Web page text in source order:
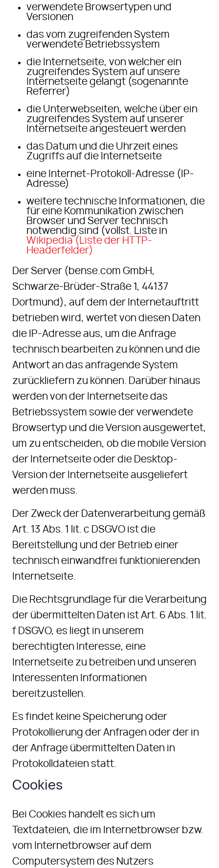
verwendete Browsertypen und
Versionen
das vom zugreifenden System
verwendete Betriebssystem
die Internetseite, von welcher ein
zugreifendes System auf unsere
Internetseite gelangt (sogenannte
Referrer)
die Unterwebseiten, welche über ein
zugreifendes System auf unserer
Internetseite angesteuert werden
das Datum und die Uhrzeit eines
Zugriffs auf die Internetseite
eine Internet-Protokoll-Adresse (IP-
Adresse)
weitere technische Informationen, die
für eine Kommunikation zwischen
Browser und Server technisch
notwendig sind (vollst. Liste in
Wikipedia (Liste der HTTP-
Headerfelder)
Der Server (bense.com GmbH,
Schwarze-Brüder-Straße 1, 44137
Dortmund), auf dem der Internetauftritt
betrieben wird, wertet von diesen Daten
die IP-Adresse aus, um die Anfrage
technisch bearbeiten zu können und die
Antwort an das anfragende System
zurückliefern zu können. Darüber hinaus
werden von der Internetseite das
Betriebssystem sowie der verwendete
Browsertyp und die Version ausgewertet,
um zu entscheiden, ob die mobile Version
der Internetseite oder die Desktop-
Version der Internetseite ausgeliefert
werden muss.
Der Zweck der Datenverarbeitung gemäß
Art. 13 Abs. 1 lit. c DSGVO ist die
Bereitstellung und der Betrieb einer
technisch einwandfrei funktionierenden
Internetseite.
Die Rechtsgrundlage für die Verarbeitung
der übermittelten Daten ist Art. 6 Abs. 1 lit.
f DSGVO, es liegt in unserem
berechtigten Interesse, eine
Internetseite zu betreiben und unseren
Interessenten Informationen
bereitzustellen.
Es findet keine Speicherung oder
Protokollierung der Anfragen oder der in
der Anfrage übermittelten Daten in
Protokolldateien statt.
Cookies
Bei Cookies handelt es sich um
Textdateien, die im Internetbrowser bzw.
vom Internetbrowser auf dem
Computersystem des Nutzers